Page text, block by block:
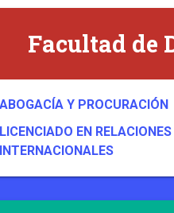
Facultad de
ABOGACÍA Y PROCURACIÓN
LICENCIADO EN RELACIONES
INTERNACIONALES